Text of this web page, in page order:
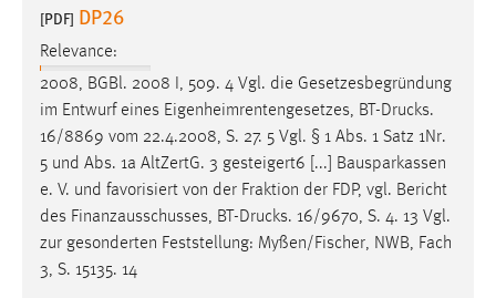
[PDF] DP26
Relevance:
2008, BGBl. 2008 I, 509. 4 Vgl. die Gesetzesbegründung
im Entwurf eines Eigenheimrentengesetzes, BT-Drucks.
16/8869 vom 22.4.2008, S. 27. 5 Vgl. § 1 Abs. 1 Satz 1Nr.
5 und Abs. 1a AltZertG. 3 gesteigert6 [...] Bausparkassen
e. V. und favorisiert von der Fraktion der FDP, vgl. Bericht
des Finanzausschusses, BT-Drucks. 16/9670, S. 4. 13 Vgl.
zur gesonderten Feststellung: Myßen/Fischer, NWB, Fach
3, S. 15135. 14